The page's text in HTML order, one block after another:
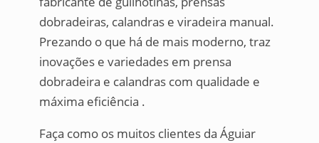
dobradeiras, calandras e viradeira manual.
Prezando o que há de mais moderno, traz
inovações e variedades em prensa
dobradeira e calandras com qualidade e
máxima eficiência .
Faça como os muitos clientes da Águiar